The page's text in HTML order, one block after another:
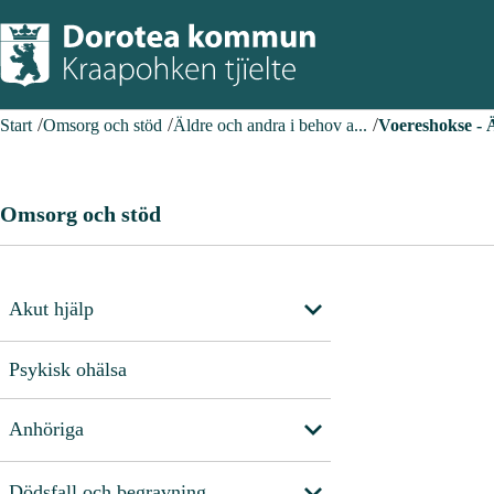
Start Omsorg och stöd Äldre och andra i behov a... Voereshokse -
Omsorg och stöd
Akut hjälp
Psykisk ohälsa
Anhöriga